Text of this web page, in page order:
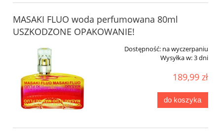
MASAKI FLUO woda perfumowana 80ml
USZKODZONE OPAKOWANIE!
Dostępność: na wyczerpaniu
Wysyłka w:3 dni
189,99 zł
do koszyka